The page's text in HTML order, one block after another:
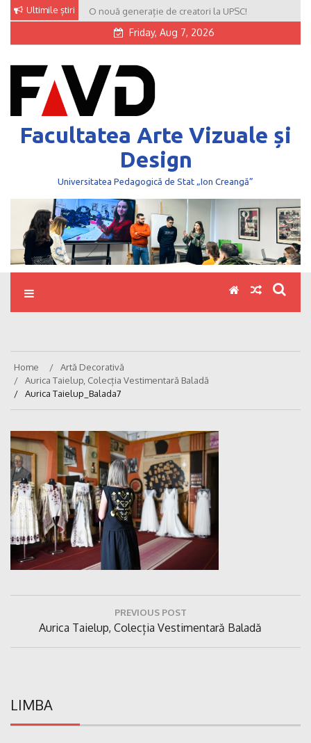
Skip
content
Ultimile știri O nouă generație de creatori la UPSC!
Friday, Aug 7, 2026
Facultatea Arte Vizuale și
Design
Universitatea Pedagogică de Stat „Ion Creangă”
Home
Artă Decorativă
Aurica Taielup, Colecția Vestimentară Baladă
Aurica Taielup_Balada7
articole
PREVIOUS POST
Previous
Post:
Aurica Taielup, Colecția Vestimentară Baladă
LIMBA